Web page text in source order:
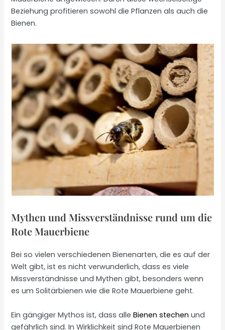
Beziehung profitieren sowohl die Pflanzen als auch die
Bienen.
Mythen und Missverständnisse rund um die
Rote Mauerbiene
Bei so vielen verschiedenen Bienenarten, die es auf der
Welt gibt, ist es nicht verwunderlich, dass es viele
Missverständnisse und Mythen gibt, besonders wenn
es um Solitärbienen wie die Rote Mauerbiene geht.
Ein gängiger Mythos ist, dass alleBienen stechen und
gefährlich sind. In Wirklichkeit sind Rote Mauerbienen